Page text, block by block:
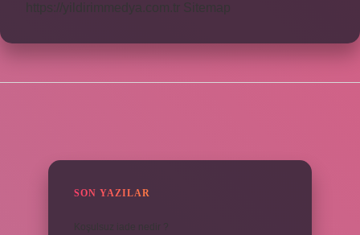
https://yildirimmedya.com.tr Sitemap
SON YAZILAR